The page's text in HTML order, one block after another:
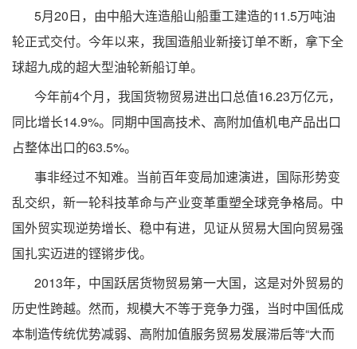
5月20日，由中船大连造船山船重工建造的11.5万吨油
轮正式交付。今年以来，我国造船业新接订单不断，拿下全
球超九成的超大型油轮新船订单。
今年前4个月，我国货物贸易进出口总值16.23万亿元，
同比增长14.9%。同期中国高技术、高附加值机电产品出口
占整体出口的63.5%。
事非经过不知难。当前百年变局加速演进，国际形势变
乱交织，新一轮科技革命与产业变革重塑全球竞争格局。中
国外贸实现逆势增长、稳中有进，见证从贸易大国向贸易强
国扎实迈进的铿锵步伐。
2013年，中国跃居货物贸易第一大国，这是对外贸易的
历史性跨越。然而，规模大不等于竞争力强，当时中国低成
本制造传统优势减弱、高附加值服务贸易发展滞后等“大而